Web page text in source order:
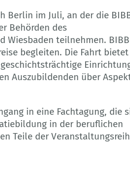
Berlin im Juli, an der die
Behörden des
Wiesbaden teilnehmen.
begleiten. Die Fahrt
Auszubildenden über
in eine Fachtagung, die
in der beruflichen
Teile der